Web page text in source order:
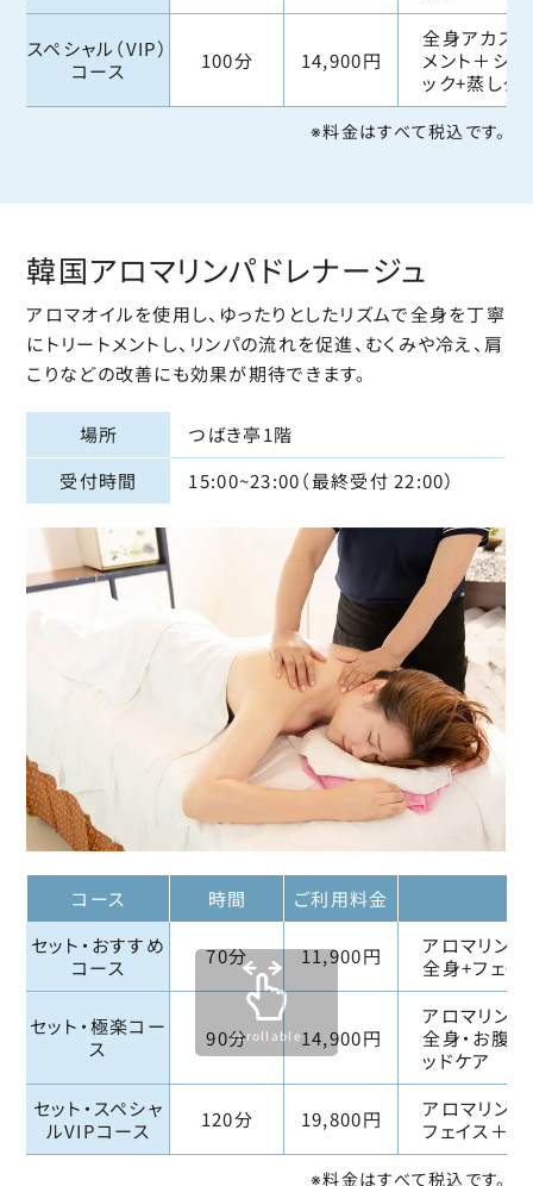
スペシャル（VIP）
コース
100分 14,900円
全身アカス
メント＋シ
ック+蒸しタ
※料金はすべて税込です。
韓国アロマリンパドレナージュ
アロマオイルを使用し、ゆったりとしたリズムで全身を丁寧
にトリートメントし、リンパの流れを促進、むくみや冷え、肩
こりなどの改善にも効果が期待できます。
場所
つばき亭1階
受付時間
15:00~23:00（最終受付 22:00）
コース 時間
ご利用料金
セット・おすすめ
コース
70分 11,900円
アロマリン
全身+フェイ
セット・極楽コー
ス
90分 14,900円
アロマリン
全身・お腹・
ッドケア
セット・スペシャ
ルVIPコース
120分 19,800円
アロマリン
フェイス＋
scrollable
※料金はすべて税込です。